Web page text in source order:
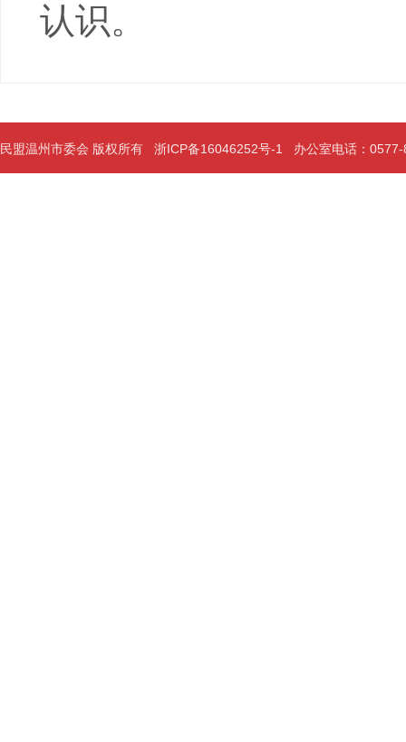
认识。
民盟温州市委会 版权所有 浙ICP备16046252号-1 办公室电话：